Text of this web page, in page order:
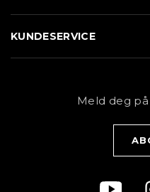
Merkevarer
Løp
Sykkel
KUNDESERVICE
Personvernerklæring
Meld deg